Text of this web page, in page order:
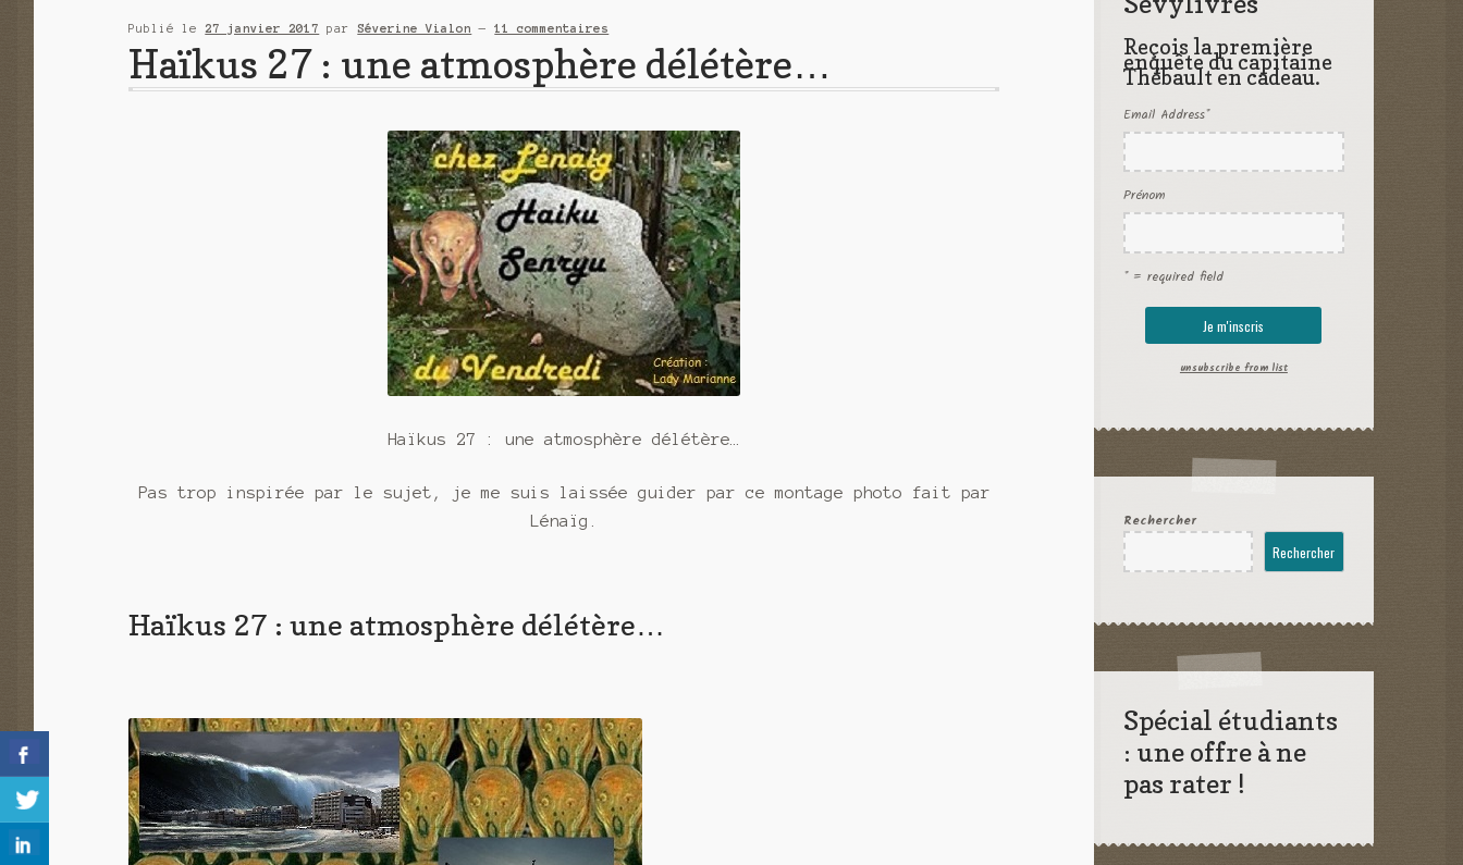
Publié le27 janvier 2017 parSéverine Vialon —11 commentaires
Haïkus 27 : une atmosphère délétère…
Haïkus 27 : une atmosphère délétère…
Pas trop inspirée par le sujet, je me suis laissée guider par ce montage photo fait par
Lénaïg.
Haïkus 27 : une atmosphère délétère…
Reçois la première
enquête du capitaine
Thébault en cadeau.
Email Address*
Prénom
* = required field
unsubscribe from list
Rechercher
Rechercher
Spécial étudiants
: une offre à ne
pas rater !